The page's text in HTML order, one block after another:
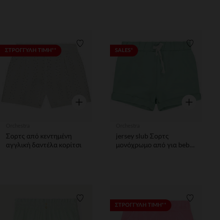
ΣΤΡΟΓΓΥΛΗ ΤΙΜΗ** Λίστα προτιμήσεων
Γρήγορη επισκόπηση
Σορτς από κεντημένη
αγγλική δαντέλα κορίτσι
SALES*
Γρήγορη
jersey slub Σορτς
μονόχρωμο από για bebe
Λίστα προτιμήσεων
ΣΤΡΟΓΓΥΛΗ ΤΙΜΗ**